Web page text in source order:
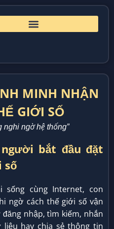
MINH NHẬN
GIỚI SỐ
nghi ngờ hệ thống”
bắt đầu đặt
số
cùng Internet, con
ngờ cách thế giới số vận
nhập, tìm kiếm, nhắn
hay chia sẻ thông tin